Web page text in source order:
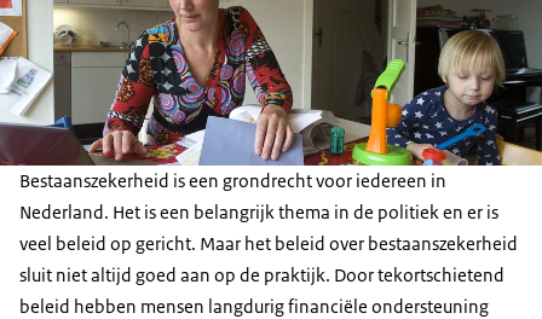
Bestaanszekerheid is een grondrecht voor iedereen in
Nederland. Het is een belangrijk thema in de politiek en er is
veel beleid op gericht. Maar het beleid over bestaanszekerheid
sluit niet altijd goed aan op de praktijk. Door tekortschietend
beleid hebben mensen langdurig financiële ondersteuning